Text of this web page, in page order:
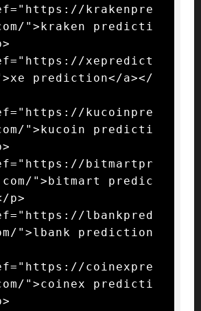
krakenpre
">kraken predicti
xepredict
prediction</a></
kucoinpre
">kucoin predicti
bitmartpr
">bitmart predic
p>
lbankpred
">lbank prediction
coinexpre
">coinex predicti